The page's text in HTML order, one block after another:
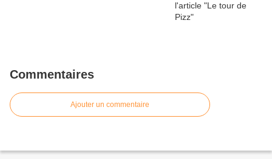
Commentaires
Ajouter un commentaire